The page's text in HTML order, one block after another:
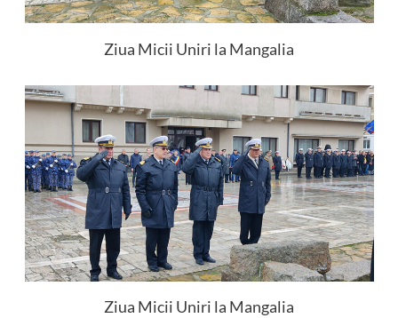
Ziua Micii Uniri la Mangalia
Ziua Micii Uniri la Mangalia